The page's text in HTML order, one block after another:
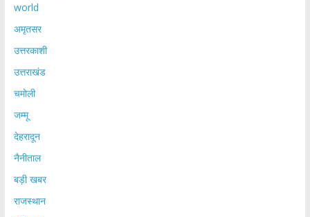
world
अमृतसर
उत्तरकाशी
उत्तराखंड
चमोली
जम्मू
देहरादून
नैनीताल
बड़ी खबर
राजस्थान